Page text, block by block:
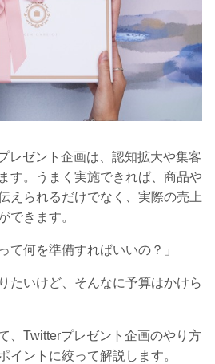
レゼント企画は、認知拡大や集客
す。うまく実施できれば、商品や
えられるだけでなく、実際の売上
できます。
て何を準備すればいいの？」
たいけど、そんなに予算はかけら
、Twitterプレゼント企画のやり方
イントに絞って解説します。